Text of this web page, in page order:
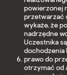
powierzonej
przetwarzać
wykaże, że
nadrzędne
Uczestnika
dochodzenia
prawo do
otrzymać od